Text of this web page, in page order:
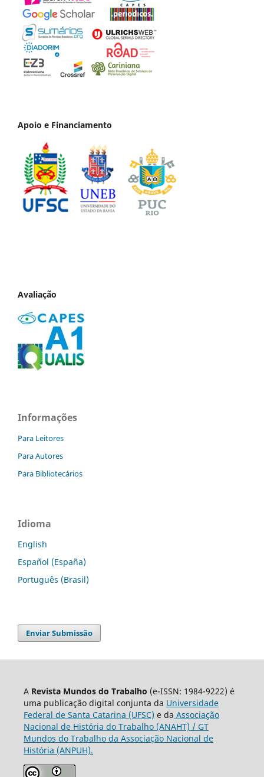
Apoio e Financiamento
Avaliação
Informações
Para Leitores
Para Autores
Para Bibliotecários
Idioma
English
Español (España)
Português (Brasil)
Enviar Submissão
A Revista Mundos do Trabalho (e-ISSN: 1984-9222) é
uma publicação digital conjunta da Universidade
Federal de Santa Catarina (UFSC) e da Associação
Nacional de História do Trabalho (ANAHT) / GT
Mundos do Trabalho da Associação Nacional de
História (ANPUH).